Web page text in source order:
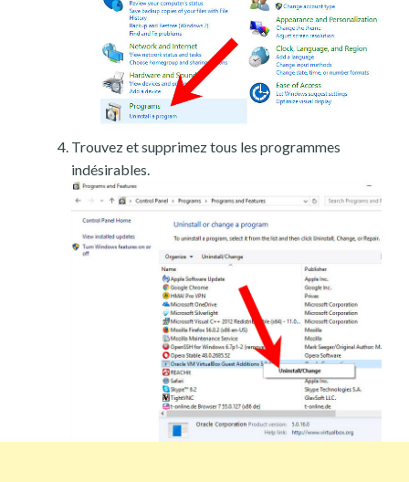
Trouvez et supprimez tous les programmes
indésirables.